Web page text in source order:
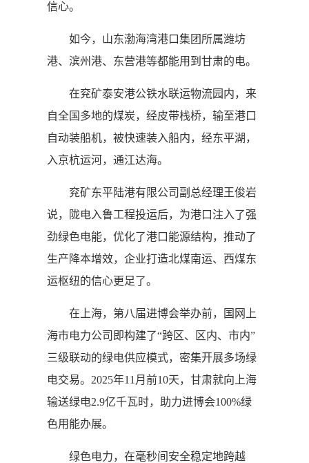
信心。
如今，山东渤海湾港口集团所属潍坊
港、滨州港、东营港等都能用到甘肃的电。
在兖矿泰安港公铁水联运物流园内，来
自全国多地的煤炭，经皮带栈桥，输至港口
自动装船机，被快速装入船内，经东平湖，
入京杭运河，通江达海。
兖矿东平陆港有限公司副总经理王俊岩
说，陇电入鲁工程投运后，为港口注入了强
劲绿色电能，优化了港口能源结构，推动了
生产降本增效，企业打造北煤南运、西煤东
运枢纽的信心更足了。
在上海，第八届进博会举办前，国网上
海市电力公司即构建了“跨区、区内、市内”
三级联动的绿电供应模式，密集开展多场绿
电交易。2025年11月前10天，甘肃就向上海
输送绿电2.9亿千瓦时，助力进博会100%绿
色用能办展。
绿色电力，在毫秒间安全稳定地跨越